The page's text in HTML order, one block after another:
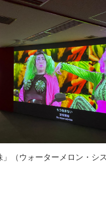
」（ウォーターメロン・シ